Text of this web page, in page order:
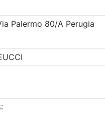
dei filtri ricerca eventi
6/8/2026